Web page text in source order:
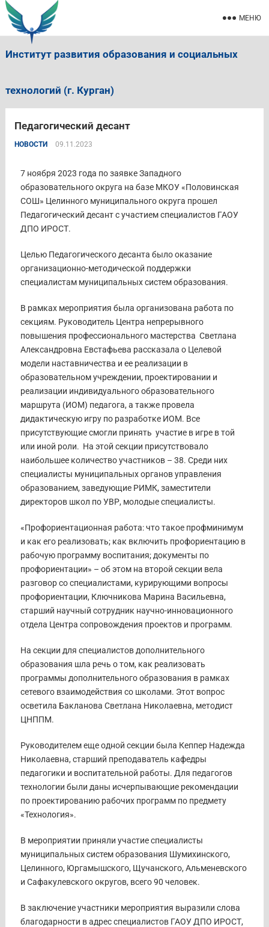
Институт развития образования и социальных
технологий (г. Курган)
МЕНЮ
Педагогический десант
НОВОСТИ 09.11.2023
7 ноября 2023 года по заявке Западного
образовательного округа на базе МКОУ «Половинская
СОШ» Целинного муниципального округа прошел
Педагогический десант с участием специалистов ГАОУ
ДПО ИРОСТ.
Целью Педагогического десанта было оказание
организационно-методической поддержки
специалистам муниципальных систем образования.
В рамках мероприятия была организована работа по
секциям. Руководитель Центра непрерывного
повышения профессионального мастерства Светлана
Александровна Евстафьева рассказала о Целевой
модели наставничества и ее реализации в
образовательном учреждении, проектировании и
реализации индивидуального образовательного
маршрута (ИОМ) педагога, а также провела
дидактическую игру по разработке ИОМ. Все
присутствующие смогли принять участие в игре в той
или иной роли. На этой секции присутствовало
наибольшее количество участников – 38. Среди них
специалисты муниципальных органов управления
образованием, заведующие РИМК, заместители
директоров школ по УВР, молодые специалисты.
«Профориентационная работа: что такое профминимум
и как его реализовать; как включить профориентацию в
рабочую программу воспитания; документы по
профориентации» – об этом на второй секции вела
разговор со специалистами, курирующими вопросы
профориентации, Ключникова Марина Васильевна,
старший научный сотрудник научно-инновационного
отдела Центра сопровождения проектов и программ.
На секции для специалистов дополнительного
образования шла речь о том, как реализовать
программы дополнительного образования в рамках
сетевого взаимодействия со школами. Этот вопрос
осветила Бакланова Светлана Николаевна, методист
ЦНППМ.
Руководителем еще одной секции была Кеппер Надежда
Николаевна, старший преподаватель кафедры
педагогики и воспитательной работы. Для педагогов
технологии были даны исчерпывающие рекомендации
по проектированию рабочих программ по предмету
«Технология».
В мероприятии приняли участие специалисты
муниципальных систем образования Шумихинского,
Целинного, Юргамышского, Щучанского, Альменевского
и Сафакулевского округов, всего 90 человек.
В заключение участники мероприятия выразили слова
благодарности в адрес специалистов ГАОУ ДПО ИРОСТ,